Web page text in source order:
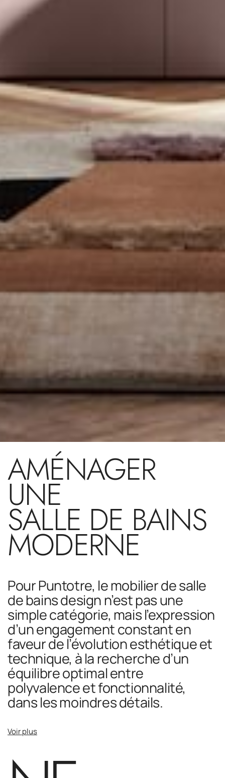
AMÉNAGER
UNE
SALLE DE BAINS
MODERNE
Pour Puntotre, le mobilier de salle
de bains design n’est pas une
simple catégorie, mais l’expression
d’un engagement constant en
faveur de l’évolution esthétique et
technique, à la recherche d’un
équilibre optimal entre
polyvalence et fonctionnalité,
dans les moindres détails.
Voir plus